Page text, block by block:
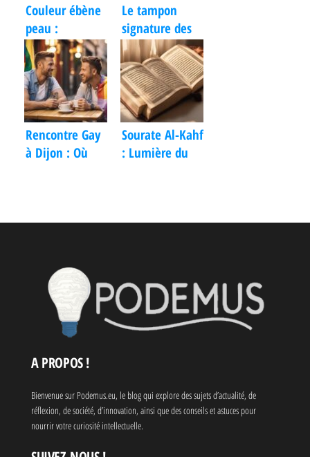
Couleur ébène
peau :
Célébration,
Soins et Mise
en Valeur
Le tampon
signature des
parents : le
hack ultime
pour survivre à
la paperasse
scolaire ?
Rencontre Gay
à Dijon : Où
Cité des Ducs ?
Sourate Al-Kahf
: Lumière du
A PROPOS !
Bienvenue sur Podemus.eu, le blog qui explore des sujets d’actualité, de
réflexion, de société, d’innovation, ainsi que des conseils et astuces pour
nourrir votre curiosité intellectuelle.